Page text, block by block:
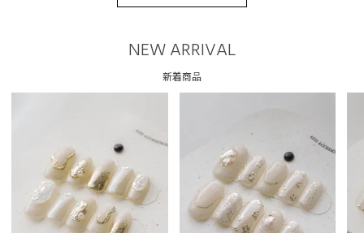
NEW ARRIVAL
新着商品